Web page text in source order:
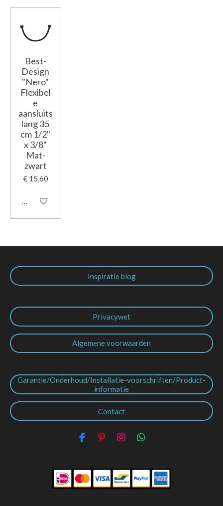
Best-
Design
"Nero"
Flexibel
e
aansluits
lang 35
cm 1/2"
x 3/8"
Mat-
zwart
€ 15,60
In winkelwagen
Inspiratie blog
Privacywet
Algemene voorwaarden
Garantie/Onderhoud/Installatie-voorschriften/Product-
informatie
Contact
F
e
b
o
P
t
e
r
I
t
a
g
W
t
s
A